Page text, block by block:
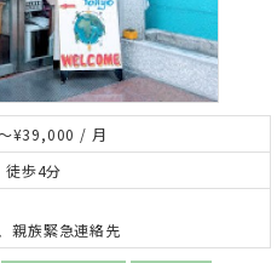
¥39,000 / 月
徒歩4分
親族緊急連絡先